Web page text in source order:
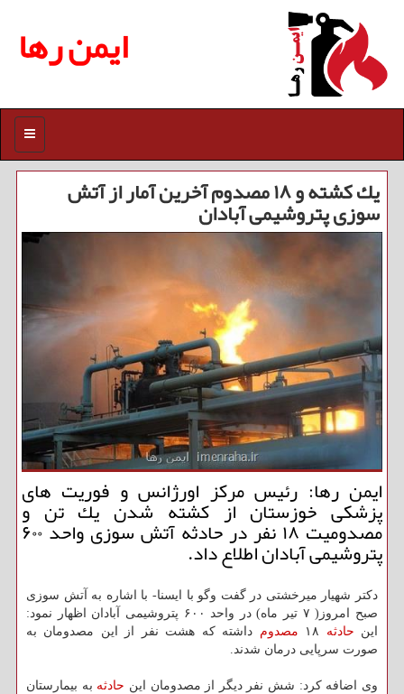
ایمن رها
منو
یك كشته و ۱۸ مصدوم آخرین آمار از آتش
سوزی پتروشیمی آبادان
ایمن رها: رئیس مركز اورژانس و فوریت های
پزشكی خوزستان از كشته شدن یك تن و
مصدومیت ۱۸ نفر در حادثه آتش سوزی واحد ۶۰۰
پتروشیمی آبادان اطلاع داد.
دكتر شهیار میرخشتی در گفت وگو با ایسنا- با اشاره به آتش سوزی
صبح امروز( ۷ تیر ماه) در واحد ۶۰۰ پتروشیمی آبادان اظهار نمود:
این حادثه مصدوم داشته كه هشت نفر از این مصدومان به
صورت سرپایی درمان شدند.
وی اضافه كرد: شش نفر دیگر از مصدومان این حادثه به بیمارستان